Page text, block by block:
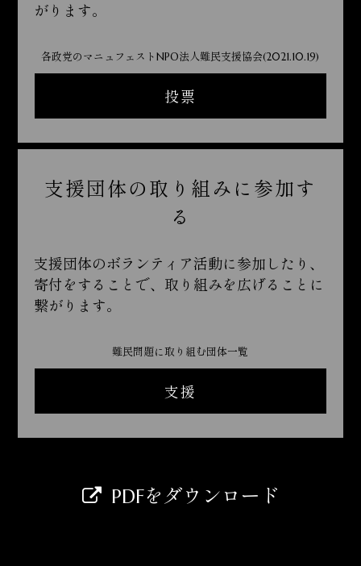
がります。
各政党のマニュフェストNPO法人難民支援協会(2021.10.19)
投票
支援団体の取り組みに参加す
る
支援団体のボランティア活動に参加したり、
寄付をすることで、取り組みを広げることに
繋がります。
難民問題に取り組む団体一覧
支援
PDFをダウンロード